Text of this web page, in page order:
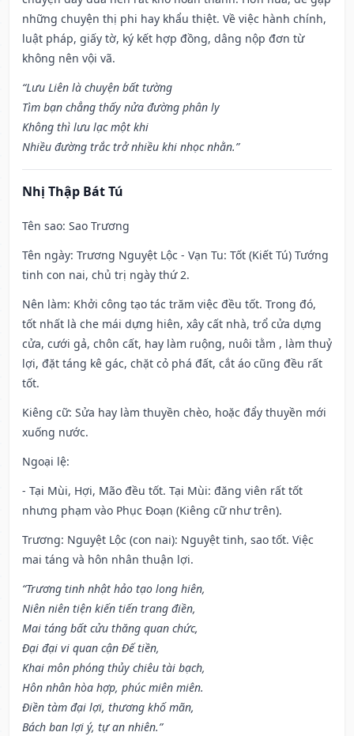
những chuyện thị phi hay khẩu thiệt. Về việc hành chính,
luật pháp, giấy tờ, ký kết hợp đồng, dâng nộp đơn từ
không nên vội vã.
“Lưu Liên là chuyện bất tường
Tìm bạn chẳng thấy nửa đường phân ly
Không thì lưu lạc một khi
Nhiều đường trắc trở nhiều khi nhọc nhằn.”
Nhị Thập Bát Tú
Tên sao: Sao Trương
Tên ngày: Trương Nguyệt Lộc - Vạn Tu: Tốt (Kiết Tú) Tướng
tinh con nai, chủ trị ngày thứ 2.
Nên làm: Khởi công tạo tác trăm việc đều tốt. Trong đó,
tốt nhất là che mái dựng hiên, xây cất nhà, trổ cửa dựng
cửa, cưới gả, chôn cất, hay làm ruộng, nuôi tằm , làm thuỷ
lợi, đặt táng kê gác, chặt cỏ phá đất, cắt áo cũng đều rất
tốt.
Kiêng cữ: Sửa hay làm thuyền chèo, hoặc đẩy thuyền mới
xuống nước.
Ngoại lệ:
- Tại Mùi, Hợi, Mão đều tốt. Tại Mùi: đăng viên rất tốt
nhưng phạm vào Phục Đoạn (Kiêng cữ như trên).
Trương: Nguyệt Lộc (con nai): Nguyệt tinh, sao tốt. Việc
mai táng và hôn nhân thuận lợi.
“Trương tinh nhật hảo tạo long hiên,
Niên niên tiện kiến tiến trang điền,
Mai táng bất cửu thăng quan chức,
Đại đại vi quan cận Đế tiền,
Khai môn phóng thủy chiêu tài bạch,
Hôn nhân hòa hợp, phúc miên miên.
Điền tàm đại lợi, thương khố mãn,
Bách ban lợi ý, tự an nhiên.”